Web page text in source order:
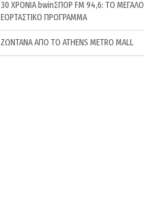
30 ΧΡΟΝΙΑ bwinΣΠΟΡ FM 94,6: ΤΟ ΜΕΓΑΛΟ
ΕΟΡΤΑΣΤΙΚΟ ΠΡΟΓΡΑΜΜΑ
ΖΩΝΤΑΝΑ ΑΠΟ ΤΟ ATHENS METRO MALL